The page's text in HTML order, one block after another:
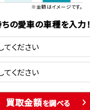
※金額はイメージです。
の愛車の車種を入力！
買取金額を調べる